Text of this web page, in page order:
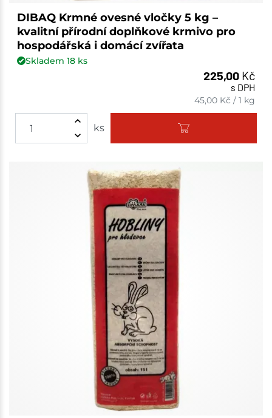
DIBAQ Krmné ovesné vločky 5 kg –
kvalitní přírodní doplňkové krmivo pro
hospodářská i domácí zvířata
Skladem 18ks
225,00 Kč
s DPH
45,00 Kč /1 kg
ks